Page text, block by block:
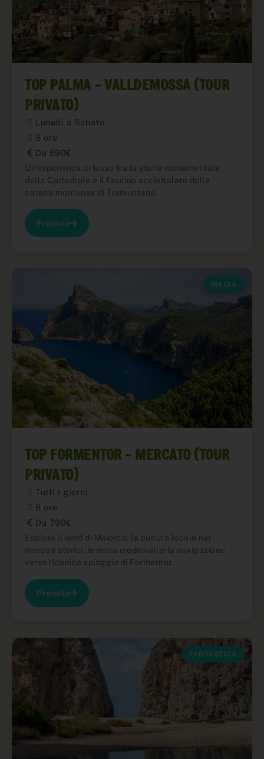
TOP PALMA – VALLDEMOSSA (TOUR
PRIVATO)
Lunedì a Sabato
5 ore
Da 690€
Un'esperienza di lusso tra la storia monumentale
della Cattedrale e il fascino acciottolato della
catena montuosa di Tramuntana.
Prenota
MAGIA
TOP FORMENTOR – MERCATO (TOUR
PRIVATO)
Tutti i giorni
8 ore
Da 790€
Esplora il nord di Maiorca: la cultura locale nei
mercati storici, le mura medievali e la navigazione
verso l'iconica spiaggia di Formentor.
Prenota
FANTASTICA